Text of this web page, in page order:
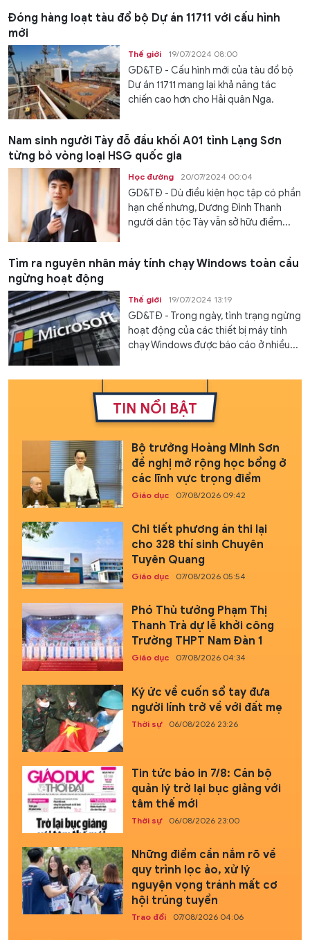
Đóng hàng loạt tàu đổ bộ Dự án 11711 với cấu hình
mới
Thế giới 19/07/2024 08:00
GD&TĐ - Cấu hình mới của tàu đổ bộ
Dự án 11711 mang lại khả năng tác
chiến cao hơn cho Hải quân Nga.
Nam sinh người Tày đỗ đầu khối A01 tỉnh Lạng Sơn
từng bỏ vòng loại HSG quốc gia
Học đường 20/07/2024 00:04
GD&TĐ - Dù điều kiện học tập có phần
hạn chế nhưng, Dương Đình Thanh
người dân tộc Tày vẫn sở hữu điểm...
Tìm ra nguyên nhân máy tính chạy Windows toàn cầu
ngừng hoạt động
Thế giới 19/07/2024 13:19
GD&TĐ - Trong ngày, tình trạng ngừng
hoạt động của các thiết bị máy tính
chạy Windows được báo cáo ở nhiều...
TIN NỔI BẬT
Bộ trưởng Hoàng Minh Sơn
đề nghị mở rộng học bổng ở
các lĩnh vực trọng điểm
Giáo dục 07/08/2026 09:42
Chi tiết phương án thi lại
cho 328 thí sinh Chuyên
Tuyên Quang
Giáo dục 07/08/2026 05:54
Phó Thủ tướng Phạm Thị
Thanh Trà dự lễ khởi công
Trường THPT Nam Đàn 1
Giáo dục 07/08/2026 04:34
Ký ức về cuốn sổ tay đưa
người lính trở về với đất mẹ
Thời sự 06/08/2026 23:26
Tin tức báo in 7/8: Cán bộ
quản lý trở lại bục giảng với
tâm thế mới
Thời sự 06/08/2026 23:00
Những điểm cần nắm rõ về
quy trình lọc ảo, xử lý
nguyện vọng tránh mất cơ
hội trúng tuyển
Trao đổi 07/08/2026 04:06